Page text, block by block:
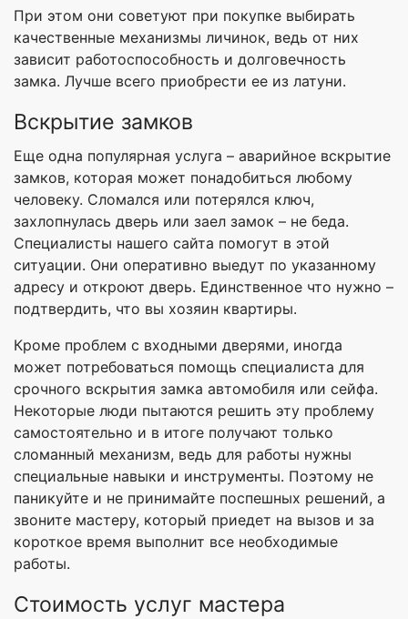
При этом они советуют при покупке выбирать
качественные механизмы личинок, ведь от них
зависит работоспособность и долговечность
замка. Лучше всего приобрести ее из латуни.
Вскрытие замков
Еще одна популярная услуга – аварийное вскрытие
замков, которая может понадобиться любому
человеку. Сломался или потерялся ключ,
захлопнулась дверь или заел замок – не беда.
Специалисты нашего сайта помогут в этой
ситуации. Они оперативно выедут по указанному
адресу и откроют дверь. Единственное что нужно –
подтвердить, что вы хозяин квартиры.
Кроме проблем с входными дверями, иногда
может потребоваться помощь специалиста для
срочного вскрытия замка автомобиля или сейфа.
Некоторые люди пытаются решить эту проблему
самостоятельно и в итоге получают только
сломанный механизм, ведь для работы нужны
специальные навыки и инструменты. Поэтому не
паникуйте и не принимайте поспешных решений, а
звоните мастеру, который приедет на вызов и за
короткое время выполнит все необходимые
работы.
Стоимость услуг мастера